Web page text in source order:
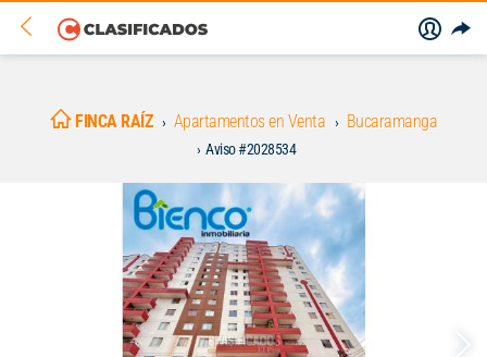
FINCA RAÍZ Apartamentos en Venta Bucaramanga
Aviso #2028534